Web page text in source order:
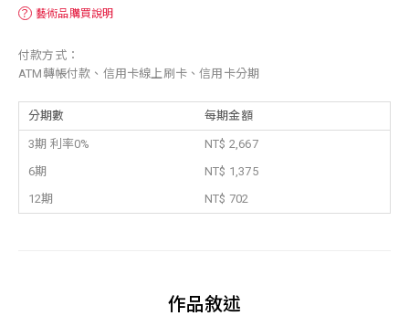
？ 藝術品購買說明
付款方式：
ATM轉帳付款、信用卡線上刷卡、信用卡分期
分期數 每期金額
3期 利率0%
NT$ 2,667
6期
NT$ 1,375
12期
NT$ 702
作品敘述